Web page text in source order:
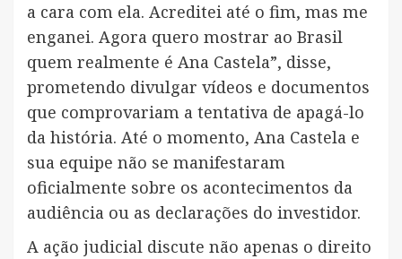
a cara com ela. Acreditei até o fim, mas me
enganei. Agora quero mostrar ao Brasil
quem realmente é Ana Castela”, disse,
prometendo divulgar vídeos e documentos
que comprovariam a tentativa de apagá-lo
da história. Até o momento, Ana Castela e
sua equipe não se manifestaram
oficialmente sobre os acontecimentos da
audiência ou as declarações do investidor.
A ação judicial discute não apenas o direito